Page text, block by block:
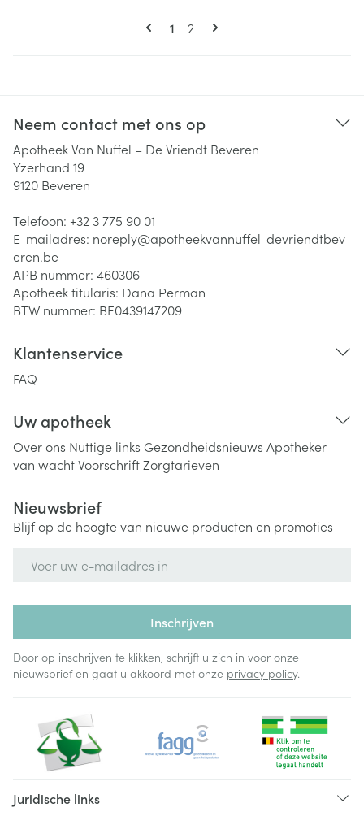
Pagina's
U lees momenteel pagina
1 Pagina
2
Neem contact met ons op
Apotheek Van Nuffel – De Vriendt Beveren
Yzerhand 19
9120 Beveren
Telefoon: +32 3 775 90 01
E-mailadres: noreply@apotheekvannuffel-devriendtbev
eren.be
APB nummer: 460306
Apotheek titularis: Dana Perman
BTW nummer: BE0439147209
Klantenservice
FAQ
Uw apotheek
Over ons Nuttige links Gezondheidsnieuws Apotheker
van wachtVoorschriftZorgtarieven
Nieuwsbrief
Blijf op de hoogte van nieuwe producten en promoties
Inschrijven
Door op inschrijven te klikken, schrijft u zich in voor onze
nieuwsbrief en gaat u akkoord met onze privacy policy.
Juridische links